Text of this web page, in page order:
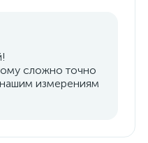
сложно точно
измерениям